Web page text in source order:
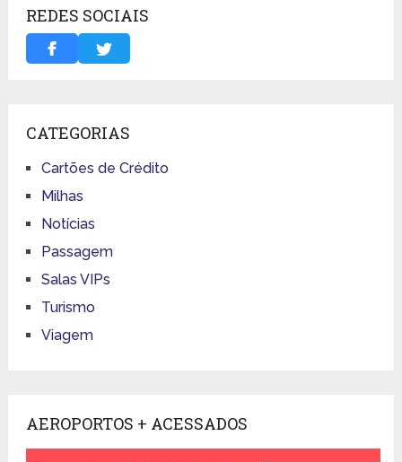
REDES SOCIAIS
CATEGORIAS
Cartões de Crédito
Milhas
Notícias
Passagem
Salas VIPs
Turismo
Viagem
AEROPORTOS + ACESSADOS